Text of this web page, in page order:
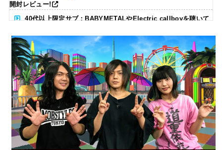
開封レビュー!
40代以上限定サブ：BABYMETALやElectric callboyを聴いて
る人いる？ 【海外の反応】
BABYMETAL「CANNONBALL外伝」グッズ販売決定
タワーレコード新宿店にてBABYMETALのパネル展が開催中
Powered by livedoor 相互RSS